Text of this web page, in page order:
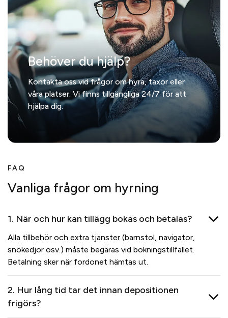
Behöver du hjälp?
Kontakta oss vid frågor om hyra, taxor eller
våra platser. Vi finns tillgängliga 24/7 för att
hjälpa dig.
FAQ
Vanliga frågor om hyrning
1. När och hur kan tillägg bokas och betalas?
Alla tillbehör och extra tjänster (barnstol, navigator,
snökedjor osv.) måste begäras vid bokningstillfället.
Betalning sker när fordonet hämtas ut.
2. Hur lång tid tar det innan depositionen
frigörs?